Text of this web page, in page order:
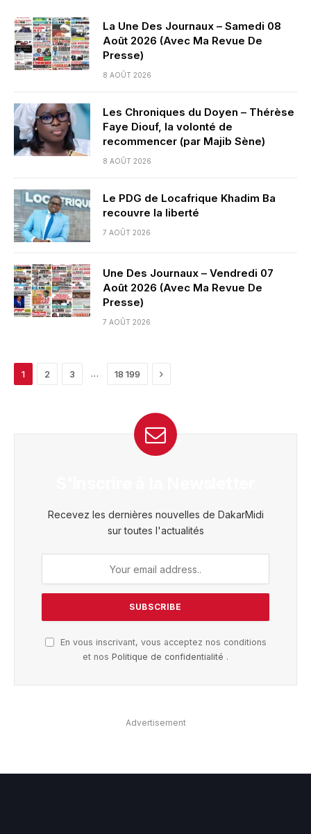
La Une Des Journaux – Samedi 08
Août 2026 (Avec Ma Revue De
Presse)
8 AOÛT 2026
Les Chroniques du Doyen – Thérèse
Faye Diouf, la volonté de
recommencer (par Majib Sène)
8 AOÛT 2026
Le PDG de Locafrique Khadim Ba
recouvre la liberté
7 AOÛT 2026
Une Des Journaux – Vendredi 07
Août 2026 (Avec Ma Revue De
Presse)
7 AOÛT 2026
1 2 3 … 18 199 Next
Recevez les dernières nouvelles de DakarMidi
sur toutes l'actualités
En vous inscrivant, vous acceptez nos conditions
et nos Politique de confidentialité .
Advertisement